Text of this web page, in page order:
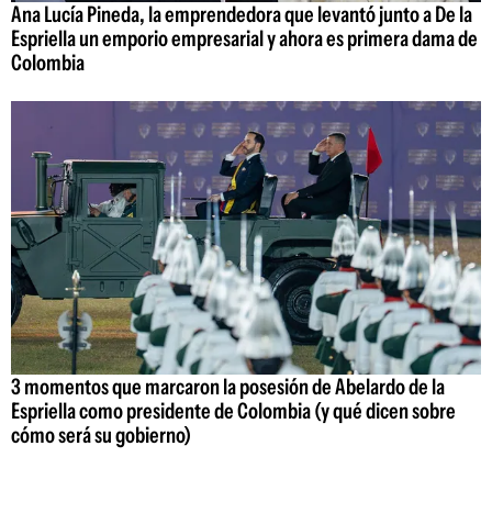
Ana Lucía Pineda, la emprendedora que levantó junto a De la
Espriella un emporio empresarial y ahora es primera dama de
Colombia
3 momentos que marcaron la posesión de Abelardo de la
Espriella como presidente de Colombia (y qué dicen sobre
cómo será su gobierno)